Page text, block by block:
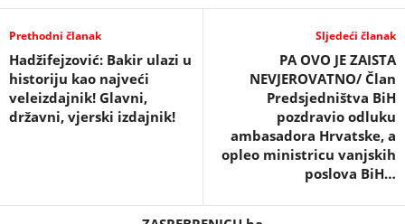
Prethodni članak
Hadžifejzović: Bakir ulazi u
historiju kao najveći
veleizdajnik! Glavni,
državni, vjerski izdajnik!
Sljedeći članak
PA OVO JE ZAISTA
NEVJEROVATNO/ Član
Predsjedništva BiH
pozdravio odluku
ambasadora Hrvatske, a
opleo ministricu vanjskih
poslova BiH…